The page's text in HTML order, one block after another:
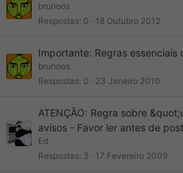
brunoos
Respostas 0 18 Outubro 2012
Importante: Regras essenciais
brunoos
Respostas 0 23 Janeiro 2010
ATENÇÃO: Regra sobre
avisos - Favor ler antes de
Ed
Respostas 3 17 Fevereiro 2009